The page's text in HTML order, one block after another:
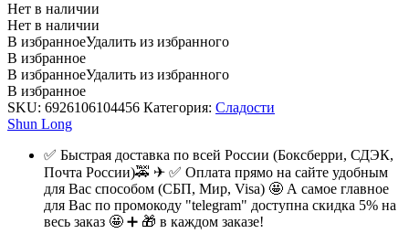
Нет в наличии
Нет в наличии
В избранноеУдалить из избранного
В избранное
В избранноеУдалить из избранного
В избранное
SKU: 6926106104456 Категория: Сладости
Shun Long
✅ Быстрая доставка по всей России (Боксберри, СДЭК,
Почта России)🚕 ✈ ✅ Оплата прямо на сайте удобным
для Вас способом (СБП, Мир, Visa) 🤩 А самое главное
для Вас по промокоду "telegram" доступна скидка 5% на
весь заказ 🤩 ➕ 🎁 в каждом заказе!